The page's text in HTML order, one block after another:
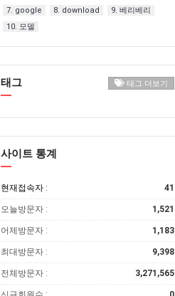
7. google
8. download
9. 베리베리
10. 모델
태그 태그 더보기
사이트 통계
현재접속자 : 41
오늘방문자 : 1,521
어제방문자 : 1,183
최대방문자 : 9,398
전체방문자 : 3,271,565